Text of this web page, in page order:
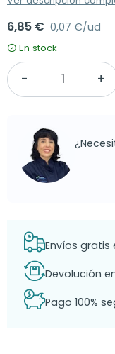
6,85 € 0,07 €/ud
En stock
Envíos
Devolución
Pago 100%